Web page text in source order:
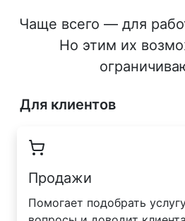
Чаще всего — для
Но этим их
Для клиентов
Продажи
Помогает подобрать